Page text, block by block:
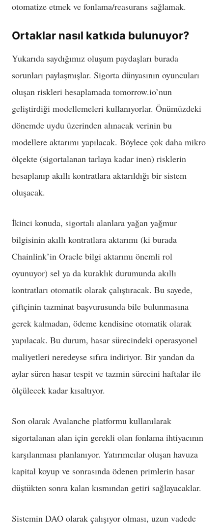
otomatize etmek ve fonlama/reasurans sağlamak.
Ortaklar nasıl katkıda bulunuyor?
Yukarıda saydığımız oluşum paydaşları burada
sorunları paylaşmışlar. Sigorta dünyasının oyuncuları
oluşan riskleri hesaplamada tomorrow.io’nun
geliştirdiği modellemeleri kullanıyorlar. Önümüzdeki
dönemde uydu üzerinden alınacak verinin bu
modellere aktarımı yapılacak. Böylece çok daha mikro
ölçekte (sigortalanan tarlaya kadar inen) risklerin
hesaplanıp akıllı kontratlara aktarıldığı bir sistem
oluşacak.
İkinci konuda, sigortalı alanlara yağan yağmur
bilgisinin akıllı kontratlara aktarımı (ki burada
Chainlink’in Oracle bilgi aktarımı önemli rol
oyunuyor) sel ya da kuraklık durumunda akıllı
kontratları otomatik olarak çalıştıracak. Bu sayede,
çiftçinin tazminat başvurusunda bile bulunmasına
gerek kalmadan, ödeme kendisine otomatik olarak
yapılacak. Bu durum, hasar sürecindeki operasyonel
maliyetleri neredeyse sıfıra indiriyor. Bir yandan da
aylar süren hasar tespit ve tazmin sürecini haftalar ile
ölçülecek kadar kısaltıyor.
Son olarak Avalanche platformu kullanılarak
sigortalanan alan için gerekli olan fonlama ihtiyacının
karşılanması planlanıyor. Yatırımcılar oluşan havuza
kapital koyup ve sonrasında ödenen primlerin hasar
düştükten sonra kalan kısmından getiri sağlayacaklar.
Sistemin DAO olarak çalışıyor olması, uzun vadede